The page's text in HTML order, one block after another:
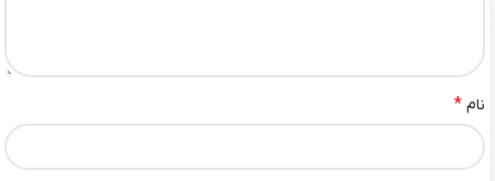
نام *